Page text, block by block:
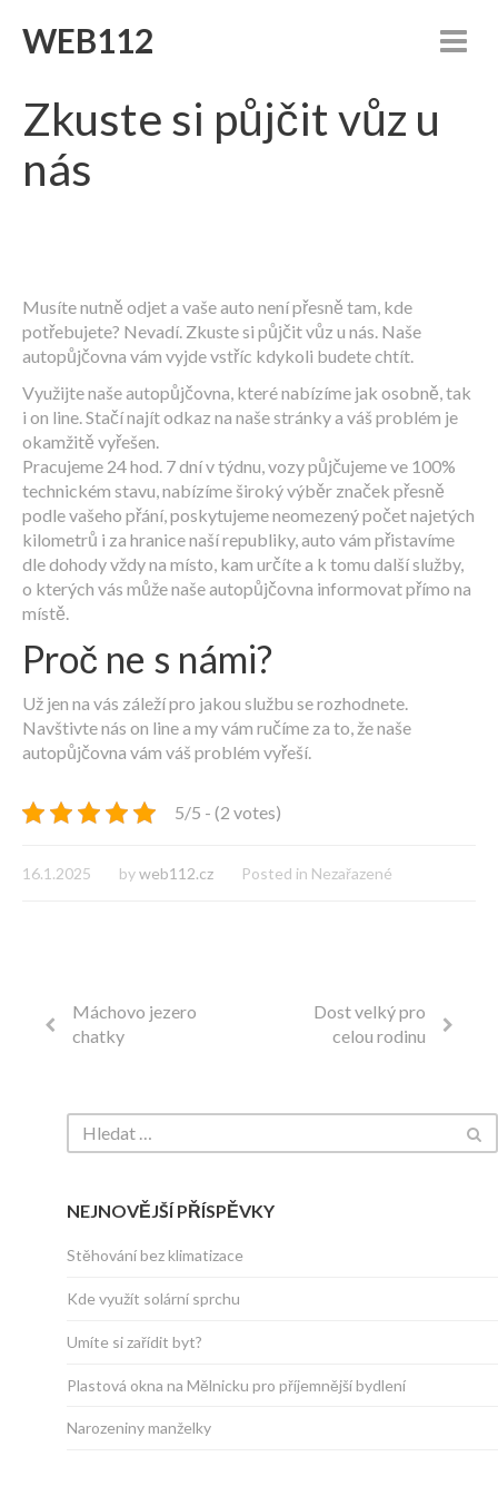
WEB112
Zkuste si půjčit vůz u
nás
Musíte nutně odjet a vaše auto není přesně tam, kde
potřebujete? Nevadí. Zkuste si půjčit vůz u nás. Naše
autopůjčovna vám vyjde vstříc kdykoli budete chtít.
Využijte našeautopůjčovna, které nabízíme jak osobně, tak
i on line. Stačí najít odkaz na naše stránky a váš problém je
okamžitě vyřešen.
Pracujeme 24 hod. 7 dní v týdnu, vozy půjčujeme ve 100%
technickém stavu, nabízíme široký výběr značek přesně
podle vašeho přání, poskytujeme neomezený počet najetých
kilometrů i za hranice naší republiky, auto vám přistavíme
dle dohody vždy na místo, kam určíte a k tomu další služby,
o kterých vás může naše autopůjčovna informovat přímo na
místě.
Proč ne s námi?
Už jen na vás záleží pro jakou službu se rozhodnete.
Navštivte nás on line a my vám ručíme za to, že naše
autopůjčovna vám váš problém vyřeší.
5/5 - (2 votes)
16.1.2025 byweb112.cz Posted in Nezařazené
Máchovo jezero
chatky
Dost velký pro
celou rodinu
NEJNOVĚJŠÍ PŘÍSPĚVKY
Stěhování bez klimatizace
Kde využít solární sprchu
Umíte si zařídit byt?
Plastová okna na Mělnicku pro příjemnější bydlení
Narozeniny manželky